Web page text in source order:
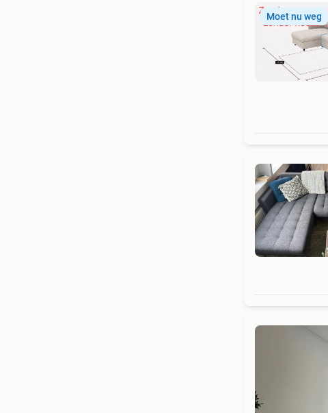
Moet nu weg